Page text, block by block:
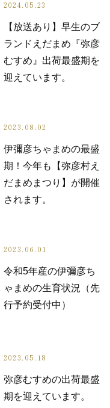
2024.05.23
【放送あり】早生のブ
ランドえだまめ『弥彦
むすめ』出荷最盛期を
迎えています。
2023.08.02
伊彌彦ちゃまめの最盛
期！今年も【弥彦村え
だまめまつり】が開催
されます。
2023.06.01
令和5年産の伊彌彦ち
ゃまめの生育状況（先
行予約受付中）
2023.05.18
弥彦むすめの出荷最盛
期を迎えています。